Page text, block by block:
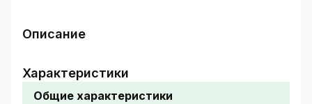
Описание
магнит в своей конструкции. Для
использования замка к двери необходимо
прикрепить металлическую пластину, а к
Характеристики
Общие характеристики